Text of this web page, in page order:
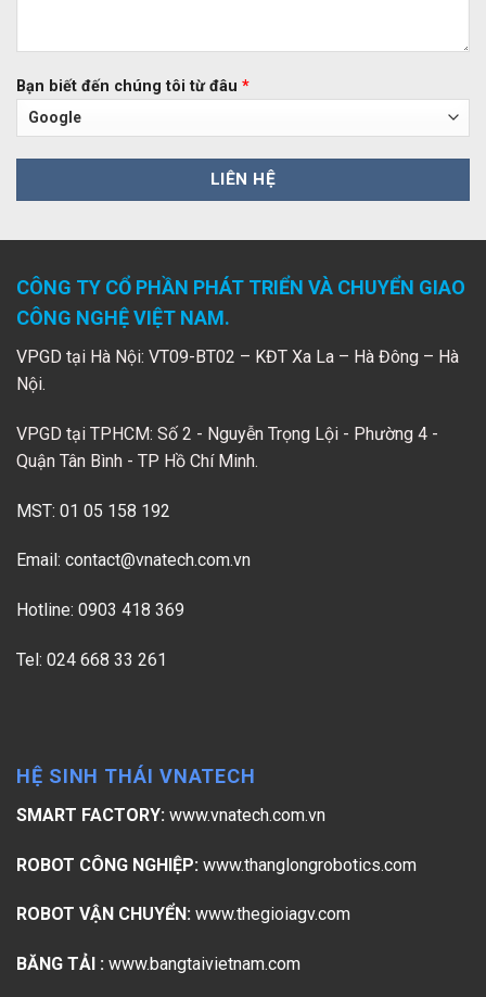
Bạn biết đến chúng tôi từ đâu *
CÔNG TY CỔ PHẦN PHÁT TRIỂN VÀ CHUYỂN GIAO
CÔNG NGHỆ VIỆT NAM.
VPGD tại Hà Nội: VT09-BT02 – KĐT Xa La – Hà Đông – Hà
Nội.
VPGD tại TPHCM: Số 2 - Nguyễn Trọng Lội - Phường 4 -
Quận Tân Bình - TP Hồ Chí Minh.
MST: 01 05 158 192
Email: contact@vnatech.com.vn
Hotline: 0903 418 369
Tel: 024 668 33 261
HỆ SINH THÁI VNATECH
SMART FACTORY: www.vnatech.com.vn
ROBOT CÔNG NGHIỆP: www.thanglongrobotics.com
ROBOT VẬN CHUYỂN: www.thegioiagv.com
BĂNG TẢI : www.bangtaivietnam.com